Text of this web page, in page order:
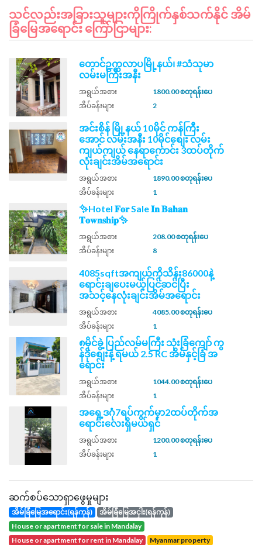
သင်လည်းအခြားသူများကိုကြိုက်နှစ်သက်နိုင် အိမ်
ခြံမြေအရောင်း ကြော်ငြာများ:
တောင်ဥက္ကလာပမြို့နယ်၊ #သံသုမာ
လမ်းမကြီးအနီး
အရွယ်အစား
1800.00 စတုရန်းပေ
အိပ်ခန်းများ
2
အင်းစိန် မြို့နယ် 10မိုင် ကန်​​ကြီး
အောင် ​လမ်းအနီး 10မိုင်စျေး လမ်း
ကျယ်ကျယ် နေရာကောင်း 3ထပ်တိုက်
လုံးချင်းအိမ်အရောင်း
အရွယ်အစား
1890.00 စတုရန်းပေ
အိပ်ခန်းများ
1
✨Hotel 𝐅𝐨𝐫 Sale 𝐈𝐧 𝐁𝐚𝐡𝐚𝐧
𝐓𝐨𝐰𝐧𝐬𝐡𝐢𝐩✨
အရွယ်အစား
208.00 စတုရန်းပေ
အိပ်ခန်းများ
8
4085sqftအကျယ်ကိုသိန်း86000နဲ့
ရောင်းချပေးမယ့်ပြင်ဆင်ပြီး
အသင့်နေလုံးချင်းအိမ်အရောင်း
အရွယ်အစား
4085.00 စတုရန်းပေ
အိပ်ခန်းများ
1
၈မိုင်ခွဲ့ ပြည်လမ်မကြီး သုံးခြံကျော် ကွ
န်ဒိုစျေးနဲ့ ရမယ် 2.5 RC အိမ်နှင့်ခြံ အ
ရောင်း
အရွယ်အစား
1044.00 စတုရန်းပေ
အိပ်ခန်းများ
1
အရှေ့ဒဂုံ7ရပ်ကွက်မှာ2ထပ်တိုက်အ
ရောင်းလေးရှိမယ်ရှင်
အရွယ်အစား
1200.00 စတုရန်းပေ
အိပ်ခန်းများ
1
ဆက်စပ်သောရှာဖွေမှုများ
အိမ်ခြံမြေအရောင်း(ရန်ကုန်)
အိမ်ခြံမြေအငှါး(ရန်ကုန်)
house or apartment for sale in Mandalay
house or apartment for rent in Mandalay
Myanmar property